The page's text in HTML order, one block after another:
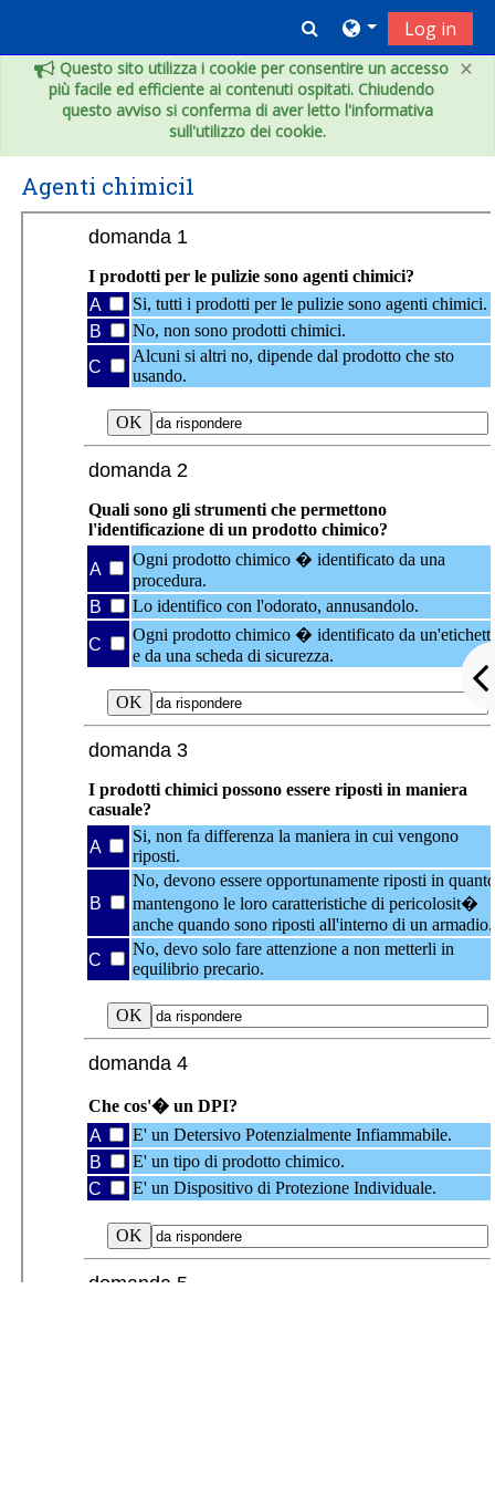
×
Questo sito utilizza i cookie per consentire un accesso
più facile ed efficiente ai contenuti ospitati. Chiudendo
questo avviso si conferma di aver letto l'informativa
sull'utilizzo dei cookie.
Toggle search
Log in
Agenti chimici1